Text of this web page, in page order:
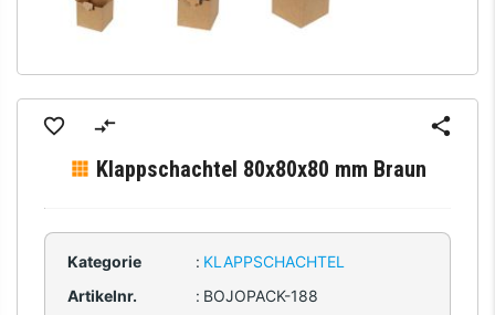
Klappschachtel 80x80x80 mm Braun
Kategorie : KLAPPSCHACHTEL
Artikelnr.
: BOJOPACK-188